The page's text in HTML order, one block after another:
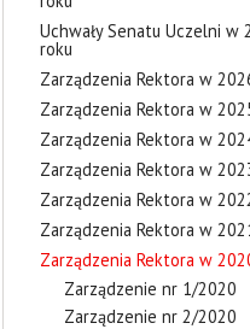
Uchwały Senatu Uczelni w
roku
Zarządzenia Rektora w
Zarządzenia Rektora w
Zarządzenia Rektora w
Zarządzenia Rektora w
Zarządzenia Rektora w
Zarządzenia Rektora w
Zarządzenia Rektora w
Zarządzenie nr 1/2020
Zarządzenie nr 2/2020